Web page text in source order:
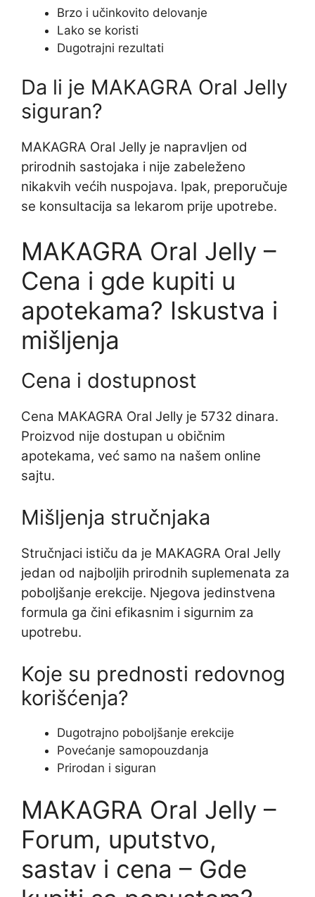
Brzo i učinkovito delovanje
Lako se koristi
Dugotrajni rezultati
Da li je MAKAGRA Oral Jelly
siguran?
MAKAGRA Oral Jelly je napravljen od
prirodnih sastojaka i nije zabeleženo
nikakvih većih nuspojava. Ipak, preporučuje
se konsultacija sa lekarom prije upotrebe.
MAKAGRA Oral Jelly –
Cena i gde kupiti u
apotekama? Iskustva i
mišljenja
Cena i dostupnost
Cena MAKAGRA Oral Jelly je 5732 dinara.
Proizvod nije dostupan u običnim
apotekama, već samo na našem online
sajtu.
Mišljenja stručnjaka
Stručnjaci ističu da je MAKAGRA Oral Jelly
jedan od najboljih prirodnih suplemenata za
poboljšanje erekcije. Njegova jedinstvena
formula ga čini efikasnim i sigurnim za
upotrebu.
Koje su prednosti redovnog
korišćenja?
Dugotrajno poboljšanje erekcije
Povećanje samopouzdanja
Prirodan i siguran
MAKAGRA Oral Jelly –
Forum, uputstvo,
sastav i cena – Gde